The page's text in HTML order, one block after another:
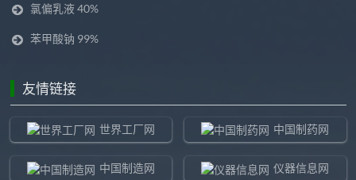
氯偏乳液 40%
苯甲酸钠 99%
友情链接
世界工厂网 中国制药网
中国制造网 仪器信息网